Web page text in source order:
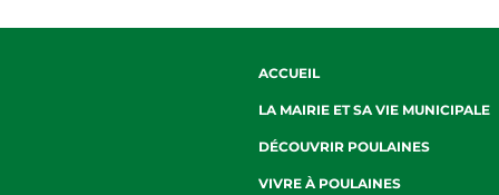
ACCUEIL
LA MAIRIE ET SA VIE MUNICIPALE
DÉCOUVRIR POULAINES
VIVRE À POULAINES